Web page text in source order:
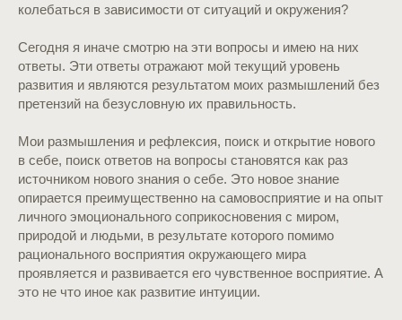
колебаться в зависимости от ситуаций и окружения?
Сегодня я иначе смотрю на эти вопросы и имею на них
ответы. Эти ответы отражают мой текущий уровень
развития и являются результатом моих размышлений без
претензий на безусловную их правильность.
Мои размышления и рефлексия, поиск и открытие нового
в себе, поиск ответов на вопросы становятся как раз
источником нового знания о себе. Это новое знание
опирается преимущественно на самовосприятие и на опыт
личного эмоционального соприкосновения с миром,
природой и людьми, в результате которого помимо
рационального восприятия окружающего мира
проявляется и развивается его чувственное восприятие. А
это не что иное как развитие интуиции.